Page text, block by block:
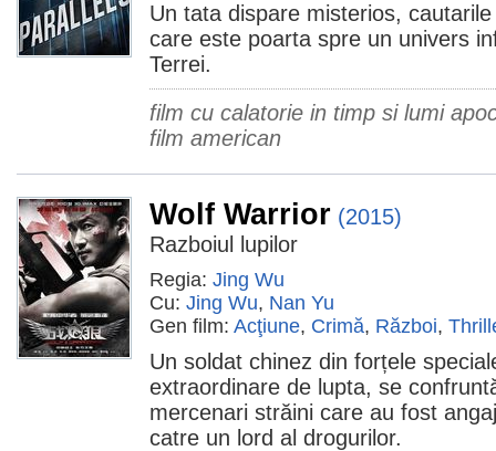
Un tata dispare misterios,
care este poarta spre un univers
Terrei.
film cu calatorie in timp si lumi
film american
Wolf Warrior (2015)
Razboiul lupilor
Regia: Jing Wu
Cu: Jing Wu, Nan Yu
Gen film: Acţiune, Crimă, Război,
Un soldat chinez din forțele
extraordinare de lupta, se
mercenari străini care au fost
catre un lord al drogurilor.